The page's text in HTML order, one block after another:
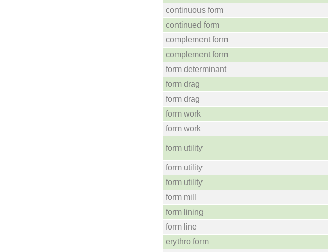
continuous form
continued form
complement form
complement form
form determinant
form drag
form drag
form work
form work
form utility
form utility
form utility
form mill
form lining
form line
erythro form